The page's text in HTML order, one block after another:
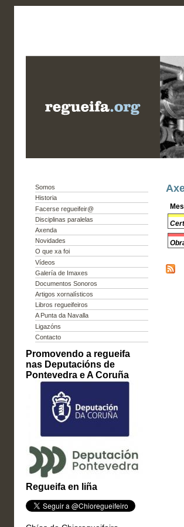
Somos
Historia
Facerse regueifeir@
Disciplinas paralelas
Axenda
Novidades
O que xa foi
Vídeos
Galería de Imaxes
Documentos Sonoros
Artigos xornalísticos
Libros regueifeiros
A Punta da Navalla
Ligazóns
Contacto
Promovendo a regueifa
nas Deputacións de
Pontevedra e A Coruña
Regueifa en liña